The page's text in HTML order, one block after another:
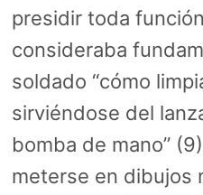
presidir toda
consideraba
soldado “cómo
sirviéndose del
bomba de mano”
meterse en dibujos